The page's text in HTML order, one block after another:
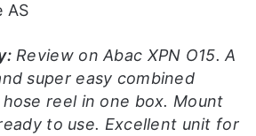
AS
Review on Abac XPN O15. A
super easy combined
reel in one box. Mount
to use. Excellent unit for